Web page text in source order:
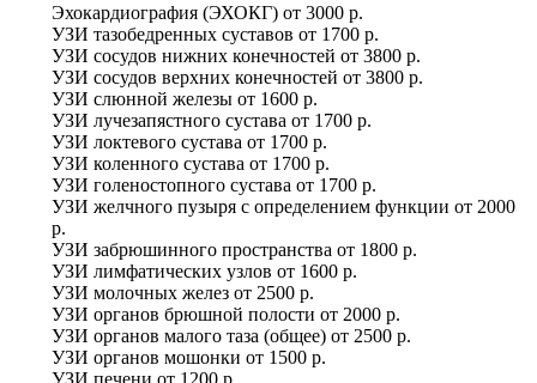
Эхокардиография (ЭХОКГ) от 3000 р.
УЗИ тазобедренных суставов от 1700 р.
УЗИ сосудов нижних конечностей от 3800 р.
УЗИ сосудов верхних конечностей от 3800 р.
УЗИ слюнной железы от 1600 р.
УЗИ лучезапястного сустава от 1700 р.
УЗИ локтевого сустава от 1700 р.
УЗИ коленного сустава от 1700 р.
УЗИ голеностопного сустава от 1700 р.
УЗИ желчного пузыря с определением функции от 2000
р.
УЗИ забрюшинного пространства от 1800 р.
УЗИ лимфатических узлов от 1600 р.
УЗИ молочных желез от 2500 р.
УЗИ органов брюшной полости от 2000 р.
УЗИ органов малого таза (общее) от 2500 р.
УЗИ органов мошонки от 1500 р.
УЗИ печени от 1200 р.